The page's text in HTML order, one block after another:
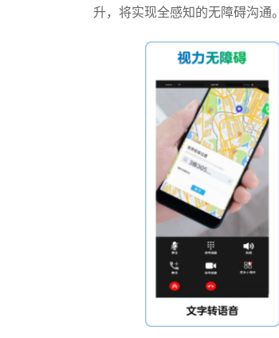
升，将实现全感知的无障碍沟通。